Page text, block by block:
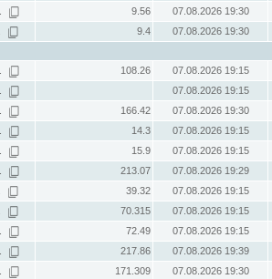
9.56
07.08.2026 19:30
9.4
07.08.2026 19:30
108.26
07.08.2026 19:15
07.08.2026 19:15
166.42
07.08.2026 19:30
14.3
07.08.2026 19:15
15.9
07.08.2026 19:15
213.07
07.08.2026 19:29
39.32
07.08.2026 19:15
70.315
07.08.2026 19:15
72.49
07.08.2026 19:15
217.86
07.08.2026 19:39
171.309
07.08.2026 19:30